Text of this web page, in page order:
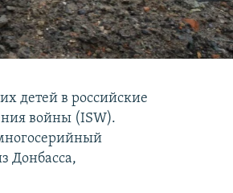
детей в российские
войны (ISW).
Донбасса,